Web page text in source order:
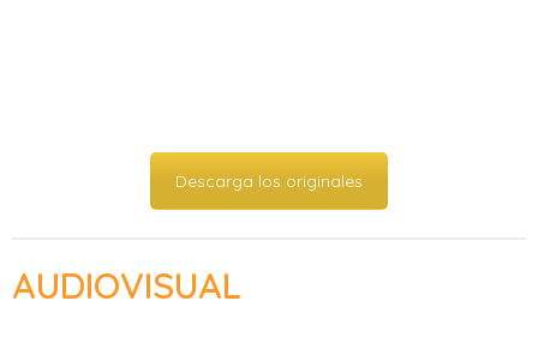
Descarga los originales
AUDIOVISUAL